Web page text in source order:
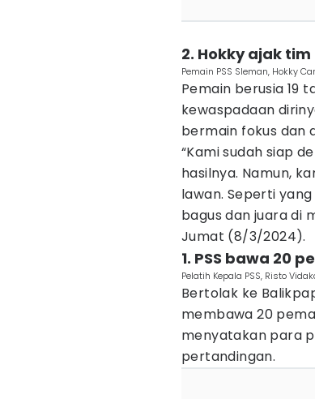
2. Hokky ajak
Pemain PSS Sleman, Hokky
Pemain berusia 19
kewaspadaan
bermain fokus dan
“Kami sudah siap
hasilnya. Namun,
lawan. Seperti
bagus dan juara di
Jumat (8/3/2024).
1. PSS bawa 20
Pelatih Kepala PSS, Risto
Bertolak ke
membawa 20
menyatakan para
pertandingan.